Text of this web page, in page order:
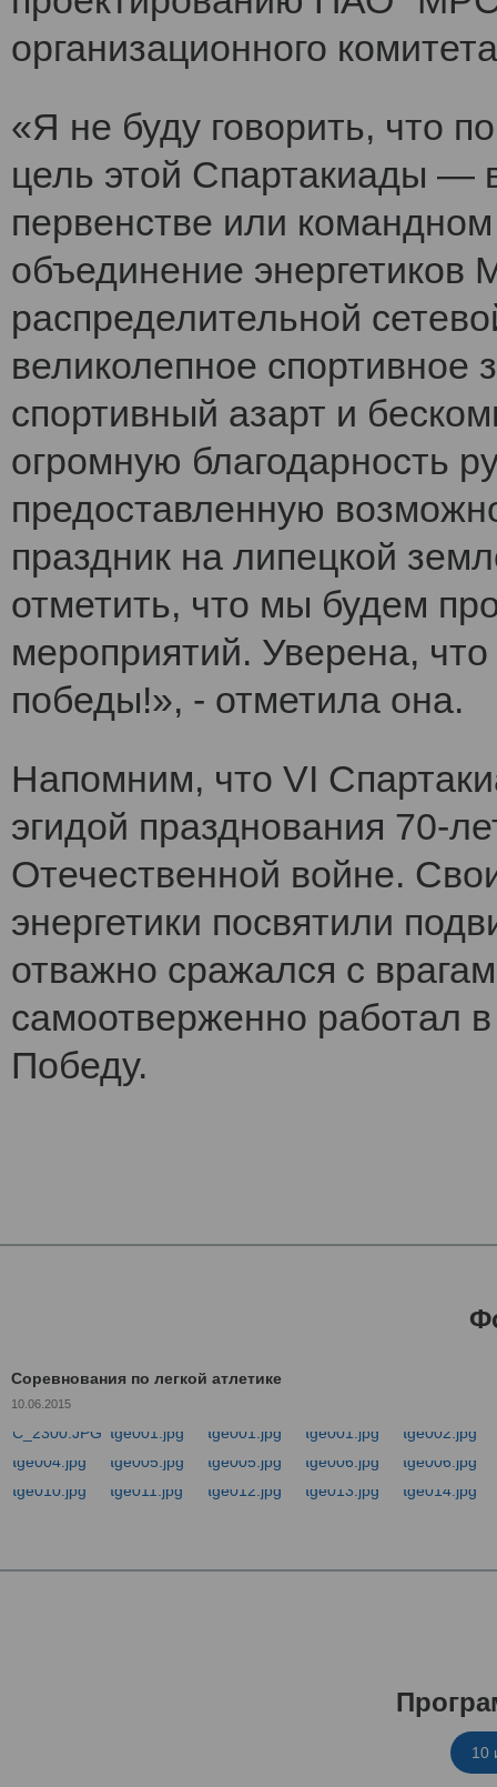
организационного
«Я не буду говорить, что
цель этой Спартакиады —
первенстве или
объединение энергетиков
распределительной
великолепное
спортивный азарт и
огромную благодарность
предоставленную
праздник на липецкой
отметить, что мы будем
мероприятий. Уверена,
победы!», - отметила она.
Напомним, что VI
эгидой празднования 70-
Отечественной войне.
энергетики посвятили
отважно сражался с
самоотверженно работал
Победу.
Соревнования по легкой атлетике
10.06.2015
10